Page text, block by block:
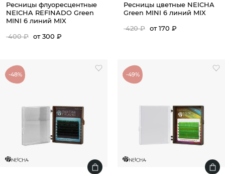
Ресницы флуоресцентные
NEICHA REFINADO Green
MINI 6 линий MIX
400 ₽ от 300 ₽
Ресницы цветные NEICHA
Green MINI 6 линий MIX
420 ₽ от 170 ₽
-48% -49%